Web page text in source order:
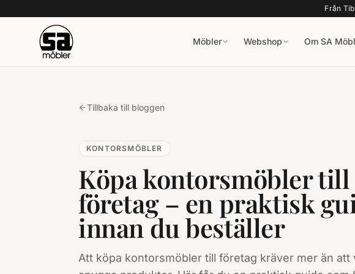
Från
Möbler Webshop Om SA
Tillbaka till bloggen
KONTORSMÖBLER
Köpa kontorsmöbler till
företag – en praktisk
innan du beställer
Att köpa kontorsmöbler till företag kräver mer än att